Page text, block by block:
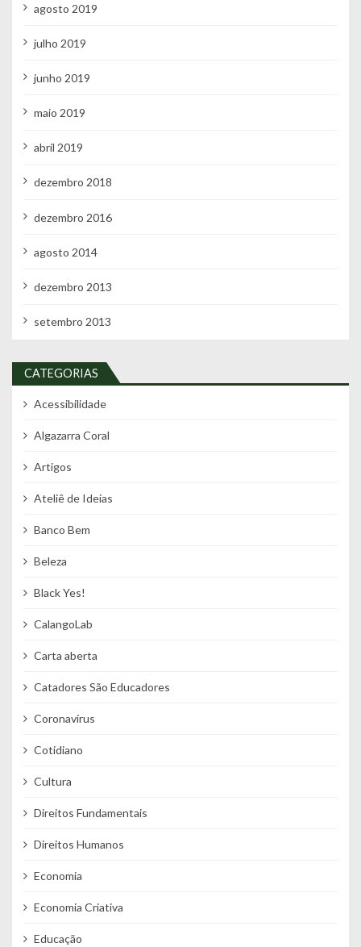
agosto 2019
julho 2019
junho 2019
maio 2019
abril 2019
dezembro 2018
dezembro 2016
agosto 2014
dezembro 2013
setembro 2013
CATEGORIAS
Acessibilidade
Algazarra Coral
Artigos
Ateliê de Ideias
Banco Bem
Beleza
Black Yes!
CalangoLab
Carta aberta
Catadores São Educadores
Coronavírus
Cotidiano
Cultura
Direitos Fundamentais
Direitos Humanos
Economia
Economia Criativa
Educação